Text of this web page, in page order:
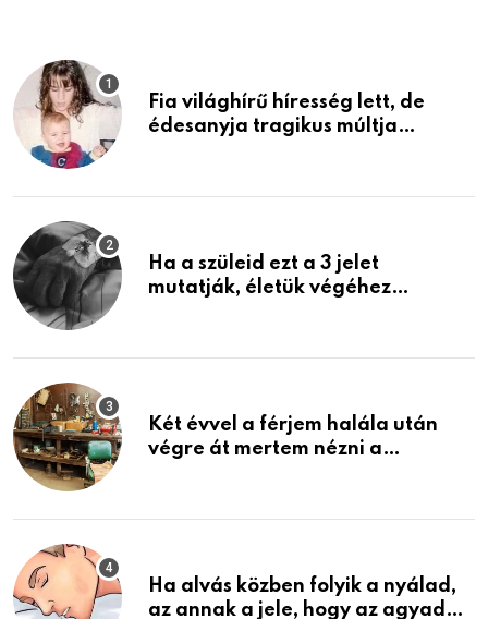
Fia világhírű híresség lett, de
édesanyja tragikus múltja
Ha a szüleid ezt a 3 jelet
mutatják, életük végéhez
Két évvel a férjem halála után
végre át mertem nézni a
életemet
Ha alvás közben folyik a nyálad,
az annak a jele, hogy az agyad…